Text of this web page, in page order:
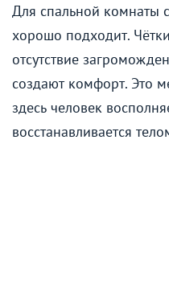
Для спальной комнаты
хорошо подходит.
отсутствие
создают комфорт. Это
здесь человек
восстанавливается